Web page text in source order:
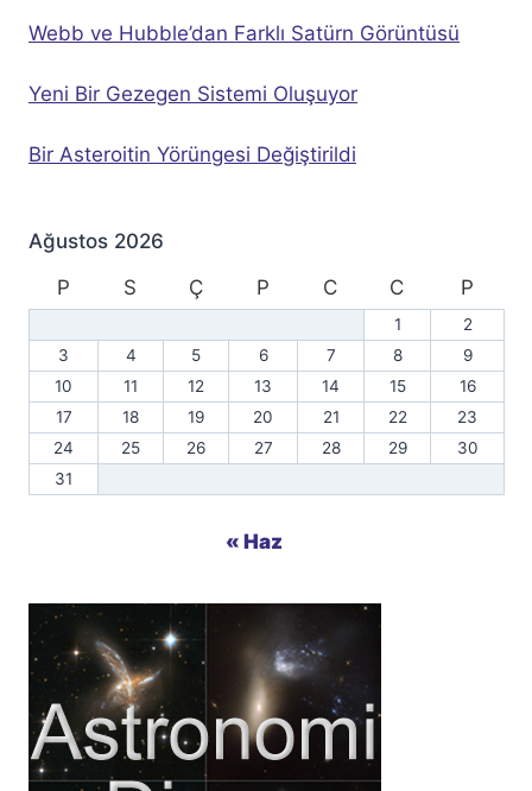
Webb ve Hubble’dan Farklı Satürn Görüntüsü
Yeni Bir Gezegen Sistemi Oluşuyor
Bir Asteroitin Yörüngesi Değiştirildi
Ağustos 2026
P
S Ç P C C P
1
2
3
4 5 6 7 8
9
10
11 12 13 14 15
16
17
18 19 20 21 22
23
24
25 26 27 28 29
30
31
« Haz